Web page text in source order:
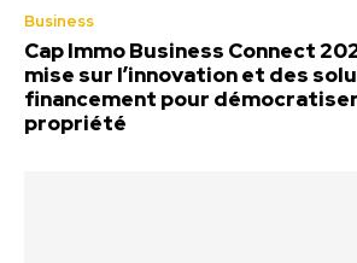
Business
Cap Immo Business Connect
mise sur l’innovation et des
financement pour démocratiser
propriété